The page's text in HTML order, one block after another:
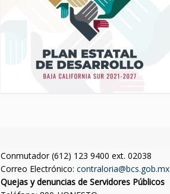
Conmutador (612) 123 9400 ext. 02038
Correo Electrónico:contraloria@bcs.gob.mx
Quejas y denuncias de Servidores Públicos